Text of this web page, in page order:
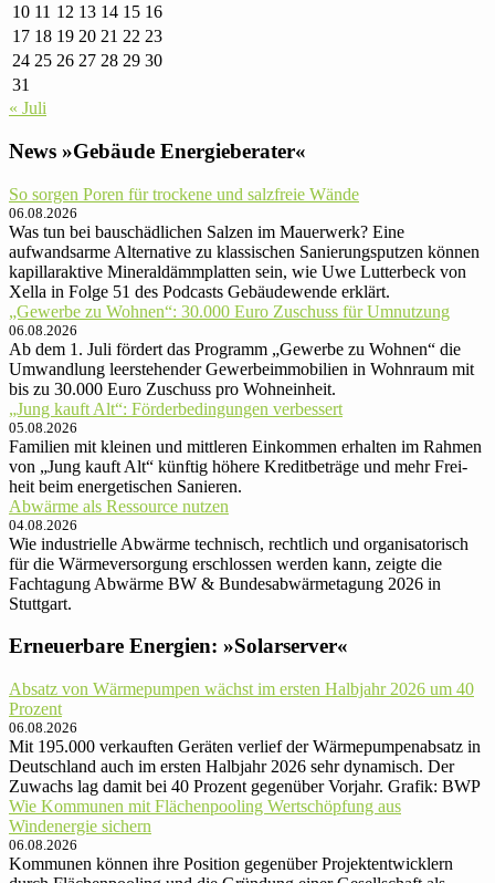
10 11 12 13 14 15 16
17 18 19 20 21 22 23
24 25 26 27 28 29 30
31
« Juli
News »Gebäude Energieberater«
So sorgen Poren für trockene und salzfreie Wände
06.08.2026
Was tun bei bauschädlichen Salzen im Mauerwerk? Eine
aufwandsarme Alternative zu klassischen Sanierungsputzen können
kapillaraktive Mineraldämmplatten sein, wie Uwe Lutterbeck von
Xella in Folge 51 des Podcasts Gebäudewende erklärt.
„Gewerbe zu Wohnen“: 30.000 Euro Zu­schuss für Um­nut­zung
06.08.2026
Ab dem 1. Juli fördert das Programm „Gewerbe zu Wohnen“ die
Umwandlung leerstehender Gewerbeimmobilien in Wohnraum mit
bis zu 30.000 Euro Zuschuss pro Wohneinheit.
„Jung kauft Alt“: Förder­be­din­gun­gen ver­bessert
05.08.2026
Familien mit kleinen und mittle­ren Ein­kom­men er­hal­ten im Rah­men
von „Jung kauft Alt“ künftig höhere Kredit­be­träge und mehr Frei­
heit beim ener­ge­ti­schen Sanieren.
Abwärme als Ressource nutzen
04.08.2026
Wie industrielle Abwärme technisch, rechtlich und organisatorisch
für die Wärmeversorgung erschlossen werden kann, zeigte die
Fachtagung Abwärme BW & Bundesabwärmetagung 2026 in
Stuttgart.
Erneuerbare Energien: »Solarserver«
Absatz von Wärmepumpen wächst im ersten Halbjahr 2026 um 40
Prozent
06.08.2026
Mit 195.000 verkauften Geräten verlief der Wärmepumpenabsatz in
Deutschland auch im ersten Halbjahr 2026 sehr dynamisch. Der
Zuwachs lag damit bei 40 Prozent gegenüber Vorjahr. Grafik: BWP
Wie Kommunen mit Flächenpooling Wertschöpfung aus
Windenergie sichern
06.08.2026
Kommunen können ihre Position gegenüber Projektentwicklern